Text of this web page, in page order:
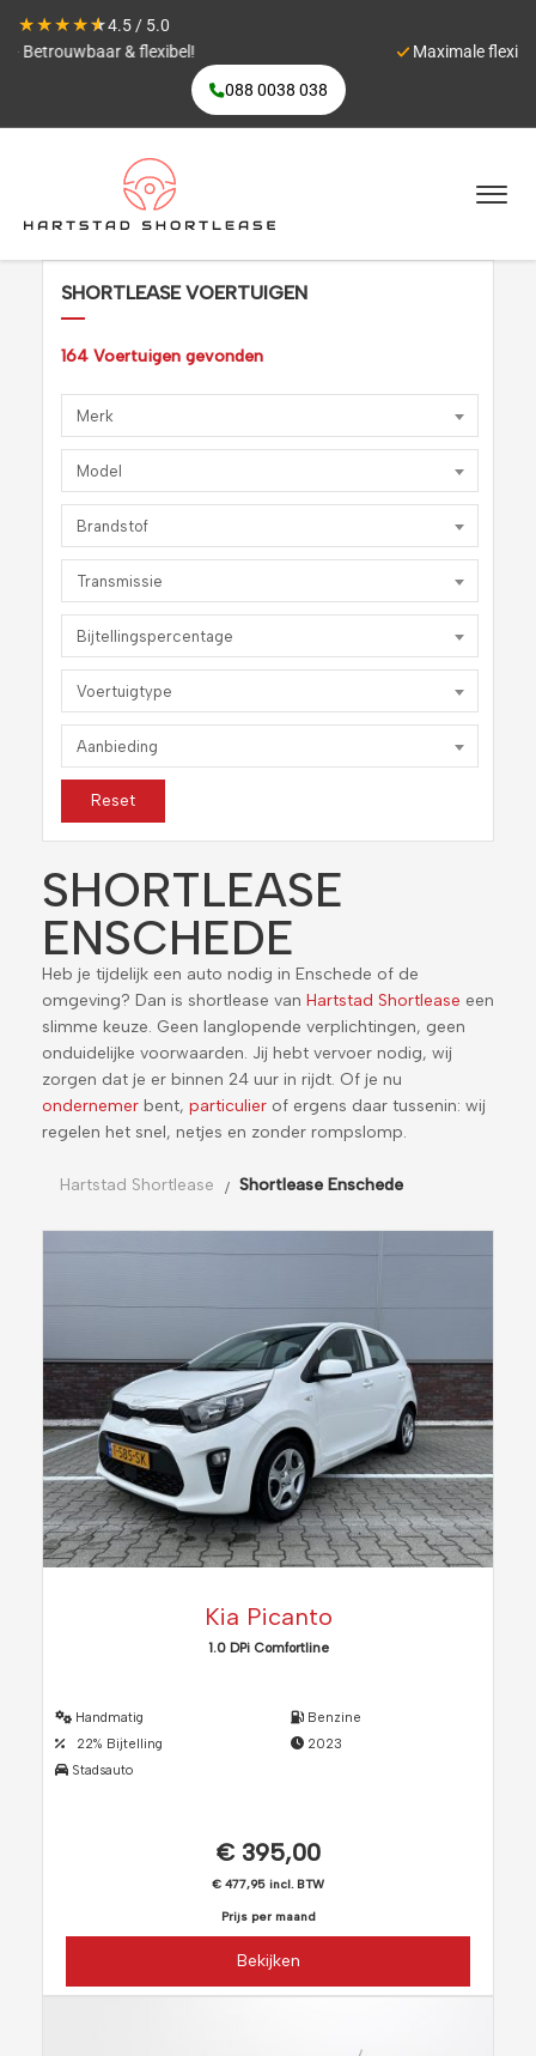
★★★★★4.5 / 5.0
088 0038 038
SHORTLEASE VOERTUIGEN
164 Voertuigen gevonden
Merk
Model
Brandstof
Transmissie
Bijtellingspercentage
Voertuigtype
Aanbieding
Reset
SHORTLEASE
ENSCHEDE
Heb je tijdelijk een auto nodig in Enschede of de
omgeving? Dan is shortlease van Hartstad Shortlease een
slimme keuze. Geen langlopende verplichtingen, geen
onduidelijke voorwaarden. Jij hebt vervoer nodig, wij
zorgen dat je er binnen 24 uur in rijdt. Of je nu
ondernemer bent, particulier of ergens daar tussenin: wij
regelen het snel, netjes en zonder rompslomp.
Hartstad Shortlease Shortlease Enschede
Kia Picanto
1.0 DPi Comfortline
Handmatig
22% Bijtelling
Stadsauto
Benzine
2023
€ 395,00
€ 477,95 incl. BTW
Prijs per maand
Bekijken